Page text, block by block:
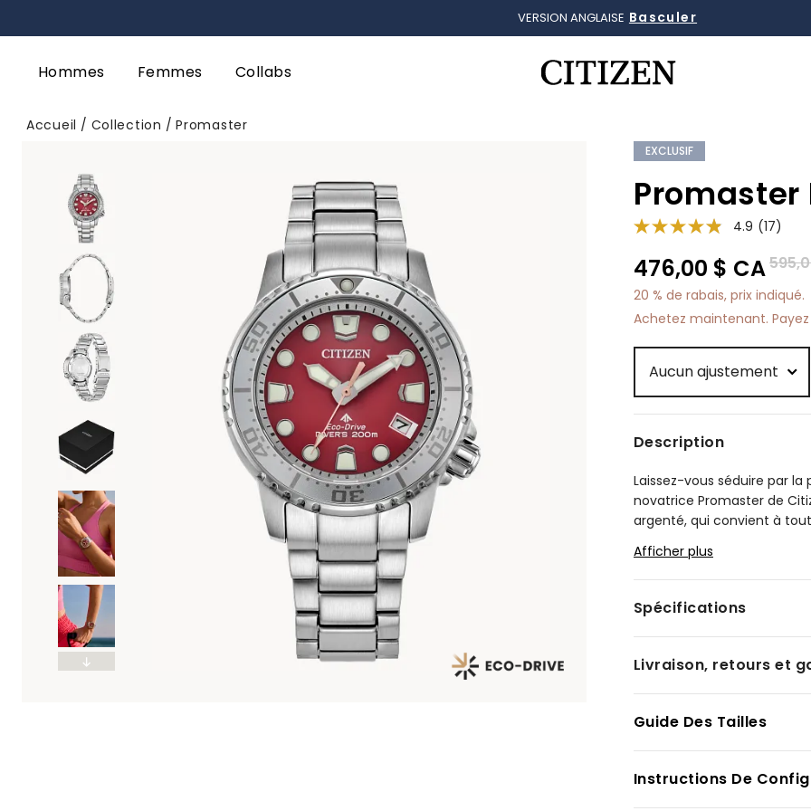
LIVRAISON GRATUITE, RETOURS SANS FRAIS
Hommes Femmes Collabs
Accueil Collection Promaster
EXCLUSIF
Promaster
4.9 (17)
Prix
476,00 $ CA
20 % de rabais, prix indiqué.
Achetez maintenant.
Description
Laissez-vous séduire par
novatrice Promaster de
argenté, qui convient à
position de 4 h. Le design
assorti en acier inoxydable
Le cadran rouge à texture
d’indicateurs appliqués
luminescents garantissent
un autre élément de
normes de robustesse de
calibre : E168.
Afficher plus
Spécifications
Livraison, retours et
Guide Des Tailles
Instructions De
Ajouté à Gérer la liste